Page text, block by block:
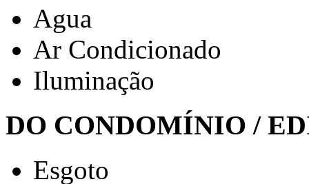
Agua
Ar Condicionado
Iluminação
DO CONDOMÍNIO /
Esgoto